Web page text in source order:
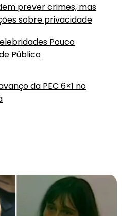
prever crimes, mas
sobre privacidade
Pouco
Público
da PEC 6×1 no